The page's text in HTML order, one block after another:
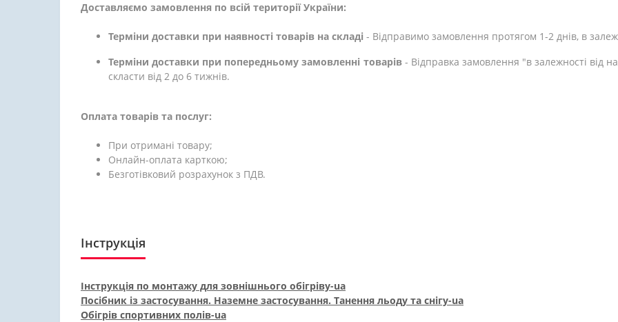
Доставляємо замовлення по всій території України:
Терміни доставки при наявності товарів на складі - Відправимо замовлення протягом 1-2 днів, в
Терміни доставки при попередньому замовленні товарів- Відправка замовлення "в залежності від
скласти від 2 до 6 тижнів.
Оплата товарів та послуг:
При отримані товару;
Онлайн-оплата карткою;
Безготівковий розрахунок з ПДВ.
Інструкція
Інструкція по монтажу для зовнішнього обігріву-ua
Посібник із застосування. Наземне застосування. Танення льоду та снігу-ua
Обігрів спортивних полів-ua